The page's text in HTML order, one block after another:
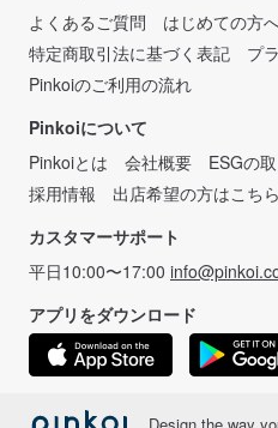
よくあるご質問
はじめての方
特定商取引法に基づく表記
プ
Pinkoiのご利用の流れ
Pinkoiについて
Pinkoiとは
会社概要 ESGの
採用情報
出店希望の方はこちら
カスタマーサポート
平日10:00〜17:00
アプリをダウンロード